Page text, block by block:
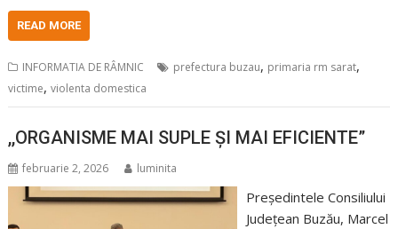
READ MORE
INFORMATIA DE RÂMNIC prefectura buzau, primaria rm sarat,
victime,violenta domestica
,,ORGANISME MAI SUPLE ȘI MAI EFICIENTE”
februarie 2, 2026 luminita
Președintele Consiliului
Județean Buzău, Marcel